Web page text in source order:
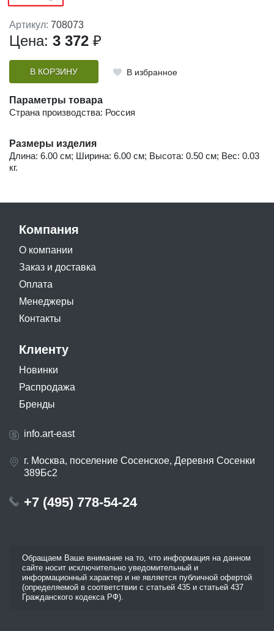
Артикул: 708073
Цена: 3 372 ₽
В КОРЗИНУ В избранное
Параметры товара
Страна производства: Россия
Размеры изделия
Длина: 6.00 см; Ширина: 6.00 см; Высота: 0.50 см; Вес: 0.03
кг.
Компания
О компании
Заказ и доставка
Оплата
Менеджеры
Контакты
Клиенту
Новинки
Распродажа
Бренды
info.art-east
г. Москва, поселение Сосенское, Деревня Сосенки
389Бс2
+7 (495) 778-54-24
Обращаем Ваше внимание на то, что информация на данном
сайте носит исключительно уведомительный и
информационный характер и не является публичной офертой
(определяемой в соответствии с статьей 435 и статьей 437
Гражданского кодекса РФ).